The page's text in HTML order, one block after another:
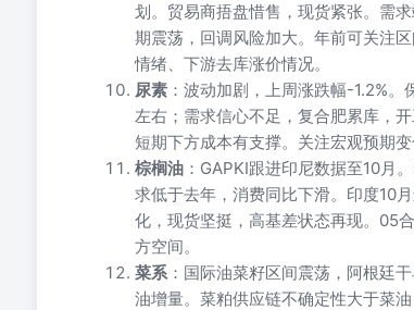
划。贸易商捂盘惜售，现货紧张。需
期震荡，回调风险加大。年前可关注
情绪、下游去库涨价情况。
尿素 ：波动加剧，上周涨跌幅-1.2%
左右；需求信心不足，复合肥累库，
短期下方成本有支撑。关注宏观预期
棕榈油 ：GAPKI跟进印尼数据至10月
求低于去年，消费同比下滑。印度10
化，现货坚挺，高基差状态再现。05
方空间。
菜系：国际油菜籽区间震荡，阿根廷
油增量。菜粕供应链不确定性大于菜